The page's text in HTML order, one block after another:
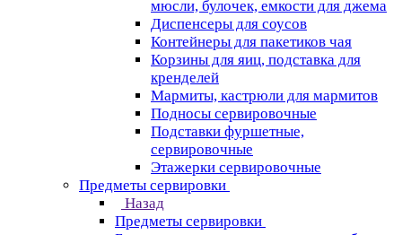
мюсли, булочек, емкости для джема
Диспенсеры для соусов
Контейнеры для пакетиков чая
Корзины для яиц, подставка для
кренделей
Мармиты, кастрюли для мармитов
Подносы сервировочные
Подставки фуршетные,
сервировочные
Этажерки сервировочные
Предметы сервировки
Назад
Предметы сервировки